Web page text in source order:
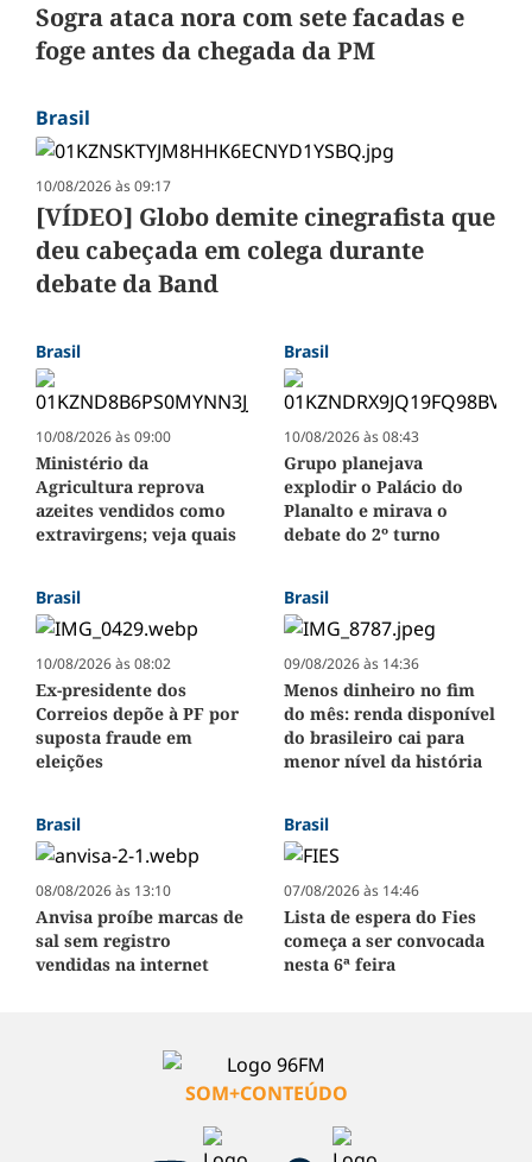
Sogra ataca nora com sete facadas e
foge antes da chegada da PM
Brasil
10/08/2026 às 09:17
[VÍDEO] Globo demite cinegrafista que
deu cabeçada em colega durante
debate da Band
Brasil
10/08/2026 às 09:00
Ministério da
Agricultura reprova
azeites vendidos como
extravirgens; veja quais
Brasil
10/08/2026 às 08:43
Grupo planejava
explodir o Palácio do
Planalto e mirava o
debate do 2º turno
Brasil
10/08/2026 às 08:02
Ex-presidente dos
Correios depõe à PF por
suposta fraude em
eleições
Brasil
09/08/2026 às 14:36
Menos dinheiro no fim
do mês: renda disponível
do brasileiro cai para
menor nível da história
Brasil
08/08/2026 às 13:10
Anvisa proíbe marcas de
sal sem registro
vendidas na internet
Brasil
07/08/2026 às 14:46
Lista de espera do Fies
começa a ser convocada
nesta 6ª feira
SOM+CONTEÚDO